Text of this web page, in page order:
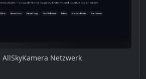
Netzwerk